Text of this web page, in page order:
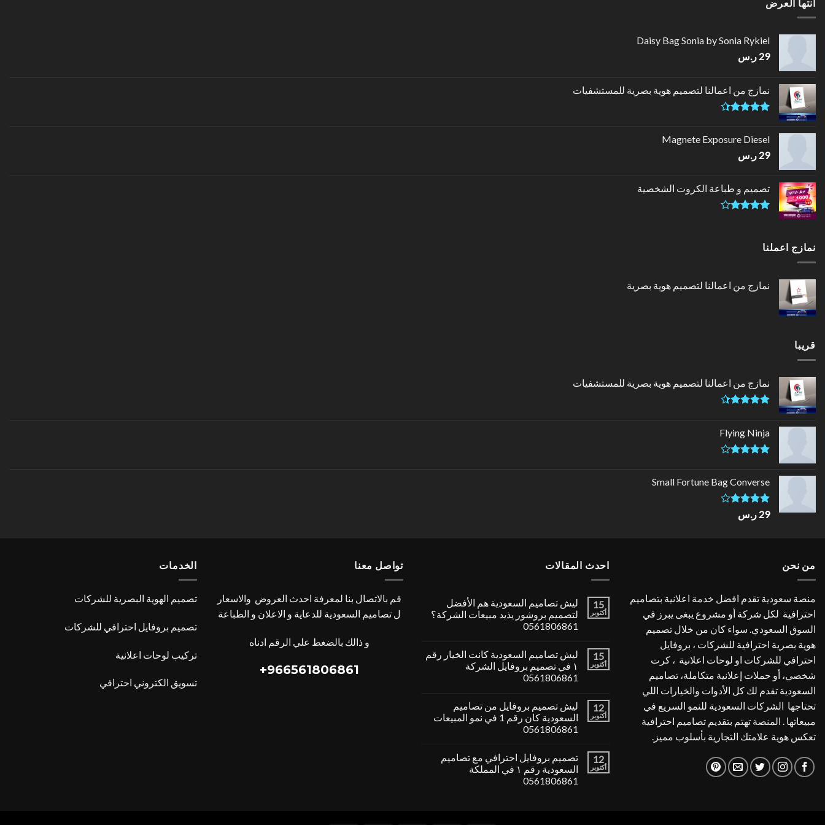
انتها العرض
Daisy Bag Sonia by Sonia Rykiel
29 ر.س
نمازج من اعمالنا لتصميم هوية بصرية للمستشفيات
5
Magnete Exposure Diesel
29 ر.س
تصميم و طباعة الكروت الشخصية
5
نمازج اعملنا
نمازج من اعمالنا لتصميم هوية بصرية
قريبا
نمازج من اعمالنا لتصميم هوية بصرية للمستشفيات
5
Flying Ninja
5
Small Fortune Bag Converse
تم
التقييم
29 ر.س
من نحن
منصة سعودية تقدم افضل خدمة اعلانية بتصاميم
احترافية لكل شركة أو مشروع يبغى يبرز في
السوق السعودي. سواء كان من خلال تصميم
هوية بصرية احترافية للشركات ، بروفايل
احترافي للشركات او لوحات اعلانية ، كرت
شخصي، أو حملات إعلانية متكاملة، تصاميم
السعودية تقدم لك كل الأدوات والخيارات اللي
تحتاجها الشركات السعودية للنمو السريع في
مبيعاتها . المنصة تهتم بتقديم تصاميم احترافية
تعكس هوية علامتك التجارية بأسلوب مميز.
احدث المقالات
15
أكتوبر
ليش تصاميم السعودية هم الأفضل
لتصميم بروشور يذيد مبيعات الشركة؟
0561806861
15
أكتوبر
ليش تصاميم السعودية كانت الخيار رقم
١ في تصميم بروفايل الشركة
0561806861
12
أكتوبر
ليش تصميم بروفايل من تصاميم
السعودية كان رقم 1 في نمو المبيعات
0561806861
12
أكتوبر
تصميم بروفايل احترافي مع تصاميم
السعودية رقم ١ في المملكة
0561806861
تواصل معنا
قم بالاتصال بنا لمعرفة احدث العروض والاسعار
ل تصاميم السعودية للدعاية و الاعلان و الطباعة
و ذالك بالضغط علي الرقم ادناه
966561806861+
الخدمات
تصميم الهوية البصرية للشركات
تصميم بروفايل احترافي للشركات
تركيب لوحات اعلانية
تسويق الكتروني احترافي